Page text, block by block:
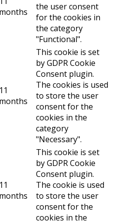
months
the user consent
for the cookies in
the category
"Functional".
11
months
This cookie is set
by GDPR Cookie
Consent plugin.
The cookies is used
to store the user
consent for the
cookies in the
category
"Necessary".
11
months
This cookie is set
by GDPR Cookie
Consent plugin.
The cookie is used
to store the user
consent for the
cookies in the